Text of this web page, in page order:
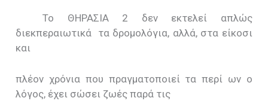
Το ΘΗΡΑΣΙΑ 2 δεν εκτελεί απλώς
διεκπεραιωτικά τα δρομολόγια, αλλά, στα είκοσι
και
πλέον χρόνια που πραγματοποιεί τα περί ων ο
λόγος, έχει σώσει ζωές παρά τις